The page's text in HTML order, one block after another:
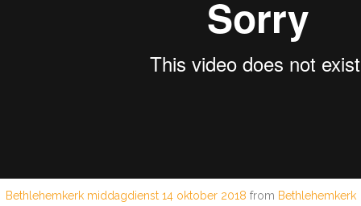
Bethlehemkerk middagdienst 14 oktober 2018 from Bethlehemkerk